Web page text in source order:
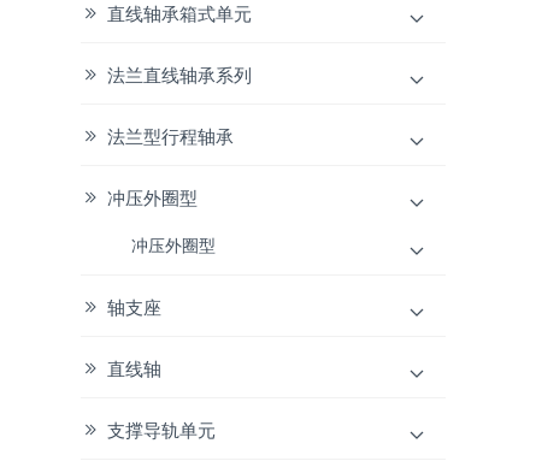
直线轴承箱式单元
法兰直线轴承系列
法兰型行程轴承
冲压外圈型
冲压外圈型
轴支座
直线轴
支撑导轨单元